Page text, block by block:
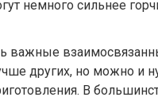
немного сильнее
важные
других, но можно и
В